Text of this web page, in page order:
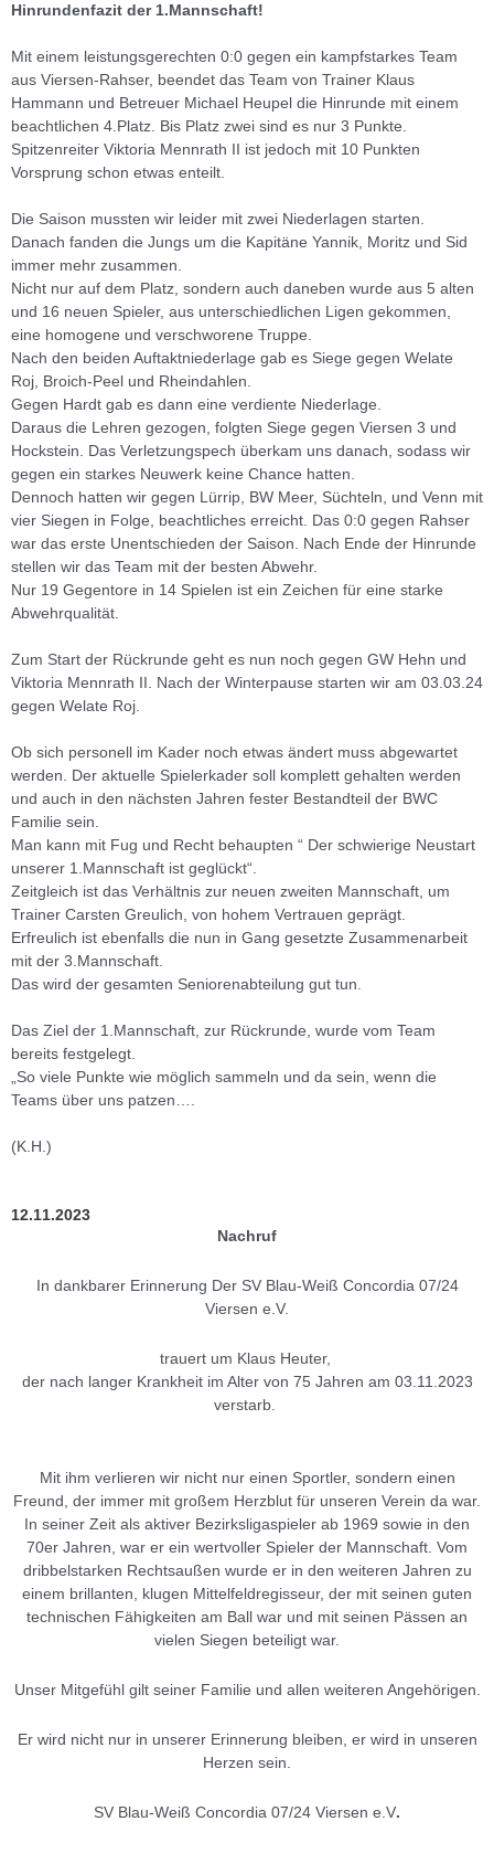
Hinrundenfazit der 1.Mannschaft!
Mit einem leistungsgerechten 0:0 gegen ein kampfstarkes Team
aus Viersen-Rahser, beendet das Team von Trainer Klaus
Hammann und Betreuer Michael Heupel die Hinrunde mit einem
beachtlichen 4.Platz. Bis Platz zwei sind es nur 3 Punkte.
Spitzenreiter Viktoria Mennrath II ist jedoch mit 10 Punkten
Vorsprung schon etwas enteilt.
Die Saison mussten wir leider mit zwei Niederlagen starten.
Danach fanden die Jungs um die Kapitäne Yannik, Moritz und Sid
immer mehr zusammen.
Nicht nur auf dem Platz, sondern auch daneben wurde aus 5 alten
und 16 neuen Spieler, aus unterschiedlichen Ligen gekommen,
eine homogene und verschworene Truppe.
Nach den beiden Auftaktniederlage gab es Siege gegen Welate
Roj, Broich-Peel und Rheindahlen.
Gegen Hardt gab es dann eine verdiente Niederlage.
Daraus die Lehren gezogen, folgten Siege gegen Viersen 3 und
Hockstein. Das Verletzungspech überkam uns danach, sodass wir
gegen ein starkes Neuwerk keine Chance hatten.
Dennoch hatten wir gegen Lürrip, BW Meer, Süchteln, und Venn mit
vier Siegen in Folge, beachtliches erreicht. Das 0:0 gegen Rahser
war das erste Unentschieden der Saison. Nach Ende der Hinrunde
stellen wir das Team mit der besten Abwehr.
Nur 19 Gegentore in 14 Spielen ist ein Zeichen für eine starke
Abwehrqualität.
Zum Start der Rückrunde geht es nun noch gegen GW Hehn und
Viktoria Mennrath II. Nach der Winterpause starten wir am 03.03.24
gegen Welate Roj.
Ob sich personell im Kader noch etwas ändert muss abgewartet
werden. Der aktuelle Spielerkader soll komplett gehalten werden
und auch in den nächsten Jahren fester Bestandteil der BWC
Familie sein.
Man kann mit Fug und Recht behaupten “ Der schwierige Neustart
unserer 1.Mannschaft ist geglückt“.
Zeitgleich ist das Verhältnis zur neuen zweiten Mannschaft, um
Trainer Carsten Greulich, von hohem Vertrauen geprägt.
Erfreulich ist ebenfalls die nun in Gang gesetzte Zusammenarbeit
mit der 3.Mannschaft.
Das wird der gesamten Seniorenabteilung gut tun.
Das Ziel der 1.Mannschaft, zur Rückrunde, wurde vom Team
bereits festgelegt.
„So viele Punkte wie möglich sammeln und da sein, wenn die
Teams über uns patzen….
(K.H.)
12.11.2023
Nachruf
In dankbarer Erinnerung Der SV Blau-Weiß Concordia 07/24
Viersen e.V.
trauert um Klaus Heuter,
der nach langer Krankheit im Alter von 75 Jahren am 03.11.2023
verstarb.
Mit ihm verlieren wir nicht nur einen Sportler, sondern einen
Freund, der immer mit großem Herzblut für unseren Verein da war.
In seiner Zeit als aktiver Bezirksligaspieler ab 1969 sowie in den
70er Jahren, war er ein wertvoller Spieler der Mannschaft. Vom
dribbelstarken Rechtsaußen wurde er in den weiteren Jahren zu
einem brillanten, klugen Mittelfeldregisseur, der mit seinen guten
technischen Fähigkeiten am Ball war und mit seinen Pässen an
vielen Siegen beteiligt war.
Unser Mitgefühl gilt seiner Familie und allen weiteren Angehörigen.
Er wird nicht nur in unserer Erinnerung bleiben, er wird in unseren
Herzen sein.
SV Blau-Weiß Concordia 07/24 Viersen e.V.